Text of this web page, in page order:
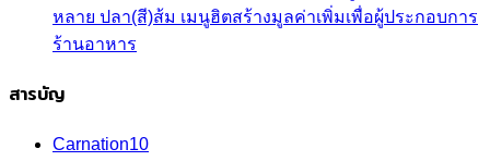
หลาย ปลา(สี)ส้ม เมนูฮิตสร้างมูลค่าเพิ่มเพื่อผู้ประกอบการ
ร้านอาหาร
สารบัญ
Carnation10